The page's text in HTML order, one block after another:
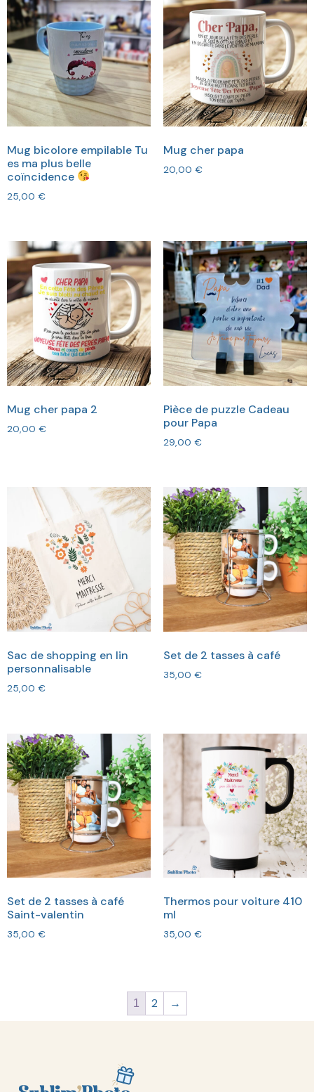
Mug bicolore empilable Tu
es ma plus belle
coïncidence
25,00 €
Mug cher papa
20,00 €
Mug cher papa 2
20,00 €
Pièce de puzzle Cadeau
pour Papa
29,00 €
Sac de shopping en lin
personnalisable
25,00 €
Set de 2 tasses à café
35,00 €
Set de 2 tasses à café
Saint-valentin
35,00 €
Thermos pour voiture 410
ml
35,00 €
1 2 →